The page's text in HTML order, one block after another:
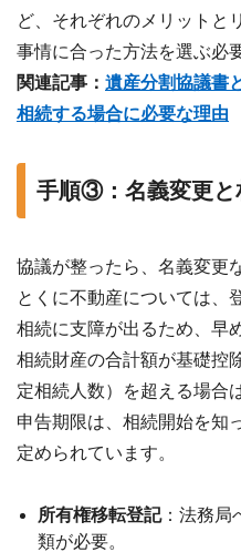
ど、それぞれのメリットと
事情に合った方法を選ぶ必
関連記事： 遺産分割協議書
相続する場合に必要な理由
手順③：名義変更と
協議が整ったら、名義変更
とくに不動産については、
相続に支障が出るため、早
相続財産の合計額が基礎控
定相続人数）を超える場合
申告期限は、相続開始を知
定められています。
所有権移転登記：法務局
類が必要。